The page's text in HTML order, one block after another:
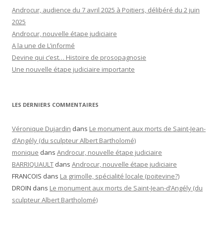
Androcur, audience du 7 avril 2025 à Poitiers, délibéré du 2 juin
2025
Androcur, nouvelle étape judiciaire
A la une de L’informé
Devine qui c’est… Histoire de prosopagnosie
Une nouvelle étape judiciaire importante
LES DERNIERS COMMENTAIRES
Véronique Dujardin dans Le monument aux morts de Saint-Jean-
d’Angély (du sculpteur Albert Bartholomé)
monique dans Androcur, nouvelle étape judiciaire
BARRIQUAULT dans Androcur, nouvelle étape judiciaire
FRANCOIS dans La grimolle, spécialité locale (poitevine?)
DROIN dans Le monument aux morts de Saint-Jean-d’Angély (du
sculpteur Albert Bartholomé)